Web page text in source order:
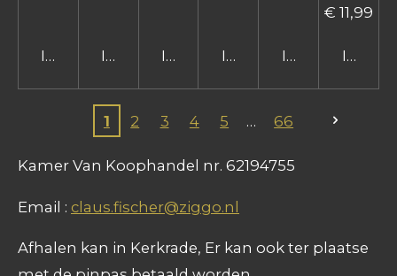
In winkelwagenIn winkelwagenIn winkelwagenIn winkelwagen
In
€ 11,99
In
1 2 3 4 5 66
Kamer Van Koophandel nr. 62194755
Email : claus.fischer@ziggo.nl
Afhalen kan in Kerkrade, Er kan ook ter plaatse